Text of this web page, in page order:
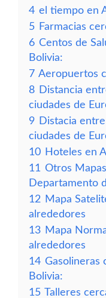
4 el tiempo en
5 Farmacias
6 Centos de
Bolivia:
7 Aeropuertos
8 Distancia
ciudades de
9 Distacia
ciudades de
10 Hoteles en
11 Otros
Departamento
12 Mapa
alrededores
13 Mapa
alrededores
14 Gasolineras
Bolivia:
15 Talleres